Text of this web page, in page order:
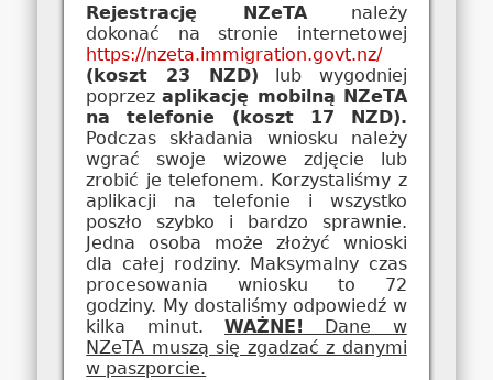
Rejestrację NZeTAnależy
dokonać na stronie internetowej
https://nzeta.immigration.govt.nz/
(koszt 23 NZD) lub wygodniej
poprzezaplikację mobilną NZeTA
na telefonie (koszt 17 NZD).
Podczas składania wniosku należy
wgrać swoje wizowe zdjęcie lub
zrobić je telefonem. Korzystaliśmy z
aplikacji na telefonie i wszystko
poszło szybko i bardzo sprawnie.
Jedna osoba może złożyć wnioski
dla całej rodziny. Maksymalny czas
procesowania wniosku to 72
godziny. My dostaliśmy odpowiedź w
kilka minut. WAŻNE!
Dane w
NZeTA muszą się zgadzać z danymi
w paszporcie.